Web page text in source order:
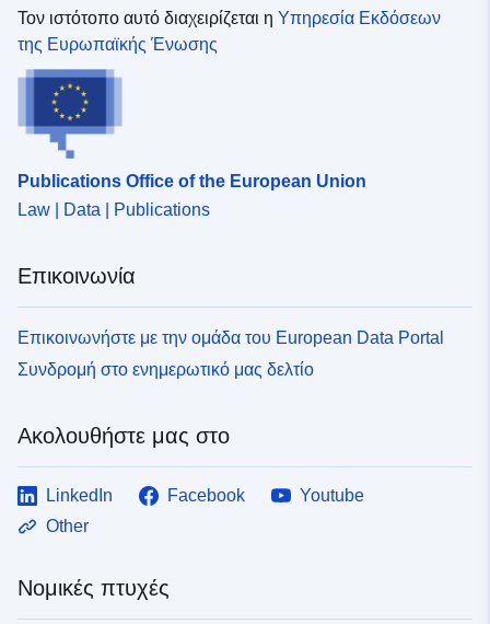
Τον ιστότοπο αυτό διαχειρίζεται η Υπηρεσία Εκδόσεων
της Ευρωπαϊκής Ένωσης
Publications Office of the European Union
Law | Data | Publications
Επικοινωνία
Επικοινωνήστε με την ομάδα του European Data Portal
Συνδρομή στο ενημερωτικό μας δελτίο
Ακολουθήστε μας στο
LinkedIn Facebook
Youtube
Other
Νομικές πτυχές